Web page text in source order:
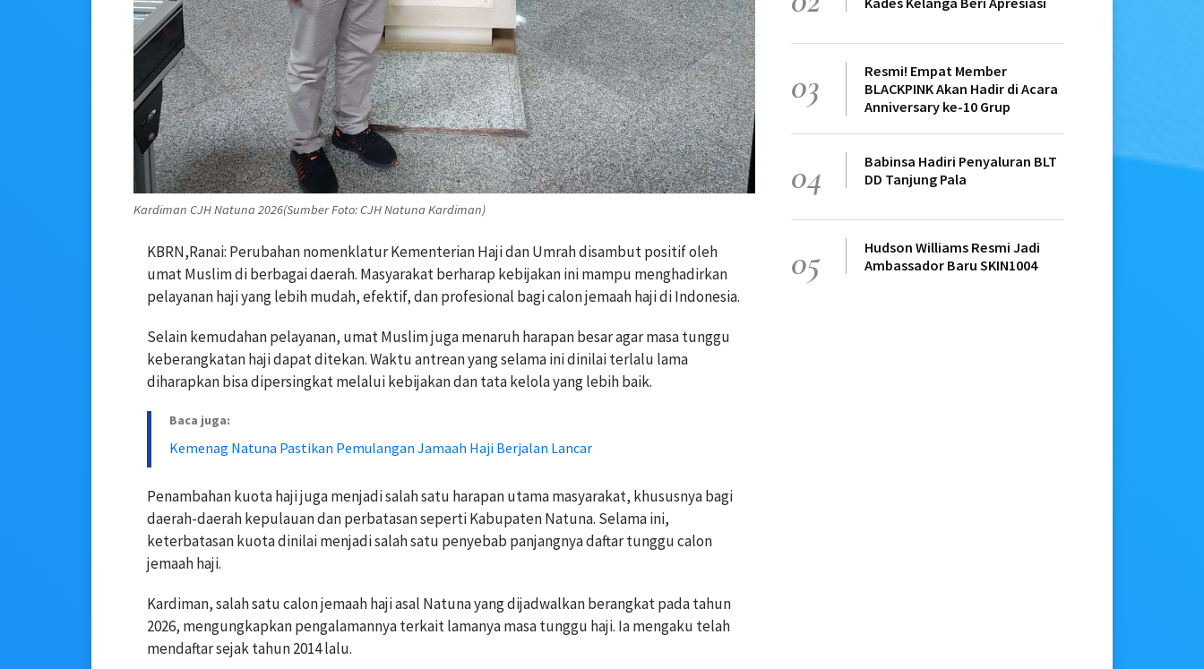
Kardiman CJH Natuna 2026(Sumber Foto: CJH Natuna Kardiman)
KBRN,Ranai: Perubahan nomenklatur Kementerian Haji dan Umrah disambut positif oleh
umat Muslim di berbagai daerah. Masyarakat berharap kebijakan ini mampu menghadirkan
pelayanan haji yang lebih mudah, efektif, dan profesional bagi calon jemaah haji di Indonesia.
Selain kemudahan pelayanan, umat Muslim juga menaruh harapan besar agar masa tunggu
keberangkatan haji dapat ditekan. Waktu antrean yang selama ini dinilai terlalu lama
diharapkan bisa dipersingkat melalui kebijakan dan tata kelola yang lebih baik.
Baca juga:
Kemenag Natuna Pastikan Pemulangan Jamaah Haji Berjalan Lancar
Penambahan kuota haji juga menjadi salah satu harapan utama masyarakat, khususnya bagi
daerah-daerah kepulauan dan perbatasan seperti Kabupaten Natuna. Selama ini,
keterbatasan kuota dinilai menjadi salah satu penyebab panjangnya daftar tunggu calon
jemaah haji.
Kardiman, salah satu calon jemaah haji asal Natuna yang dijadwalkan berangkat pada tahun
2026, mengungkapkan pengalamannya terkait lamanya masa tunggu haji. Ia mengaku telah
mendaftar sejak tahun 2014 lalu.
03
Resmi! Empat Member
BLACKPINK Akan Hadir di Acara
Anniversary ke-10 Grup
04
Babinsa Hadiri Penyaluran BLT
DD Tanjung Pala
05
Hudson Williams Resmi Jadi
Ambassador Baru SKIN1004